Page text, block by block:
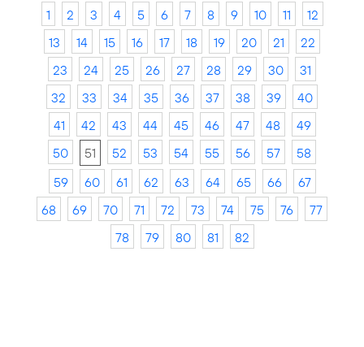
1 2 3 4 5 6 7 8 9 10 11
12
13
14 15 16 17 18 19 20 21
22
23
24 25 26 27 28 29 30
31
32
33 34 35 36 37 38 39
40
41
42 43 44 45 46 47 48
49
50
51 52 53 54 55 56 57
58
59
60 61 62 63 64 65 66
67
68
69 70 71 72 73 74 75 76
77
78
79 80 81 82